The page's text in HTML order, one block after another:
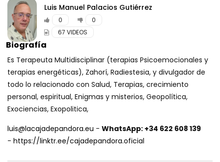
LOS MAGOS NEGROS DEL PLANETA con
Conexión Punto 0. Preguntas y Dudas.
Por José Antonio González Calderón
PROCESANDO NUESTRAS EMOCIONES
DENSAS: DESPIDIENDO PRIMERO EL MIEDO.
1ª PARTE con María D. Obiols
Luis Manuel Palacios Gutiérrez
0
0
67 VIDEOS
Es Terapeuta Multidisciplinar (terapias Psicoemocionales y
terapias energéticas), Zahorí, Radiestesia, y divulgador de
todo lo relacionado con Salud, Terapias, crecimiento
personal, espiritual, Enigmas y misterios, Geopolítica,
Exociencias, Exopolitica,
luis@lacajadepandora.eu - WhatsApp: +34 622 608 139
- https://linktr.ee/cajadepandora.oficial